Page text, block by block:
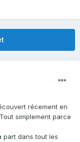
récement en
simplement parce
part dans tout les